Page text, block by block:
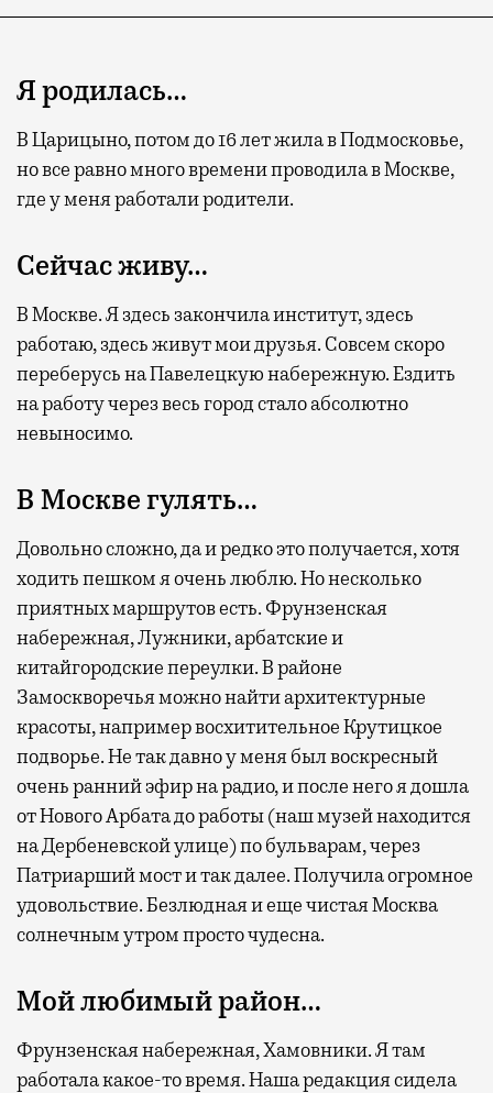
Я родилась…
В Царицыно, потом до 16 лет жила в Подмосковье,
но все равно много времени проводила в Москве,
где у меня работали родители.
Сейчас живу…
В Москве. Я здесь закончила институт, здесь
работаю, здесь живут мои друзья. Совсем скоро
переберусь на Павелецкую набережную. Ездить
на работу через весь город стало абсолютно
невыносимо.
В Москве гулять…
Довольно сложно, да и редко это получается, хотя
ходить пешком я очень люблю. Но несколько
приятных маршрутов есть. Фрунзенская
набережная, Лужники, арбатские и
китайгородские переулки. В районе
Замоскворечья можно найти архитектурные
красоты, например восхитительное Крутицкое
подворье. Не так давно у меня был воскресный
очень ранний эфир на радио, и после него я дошла
от Нового Арбата до работы (наш музей находится
на Дербеневской улице) по бульварам, через
Патриарший мост и так далее. Получила огромное
удовольствие. Безлюдная и еще чистая Москва
солнечным утром просто чудесна.
Мой любимый район…
Фрунзенская набережная, Хамовники. Я там
работала какое-то время. Наша редакция сидела